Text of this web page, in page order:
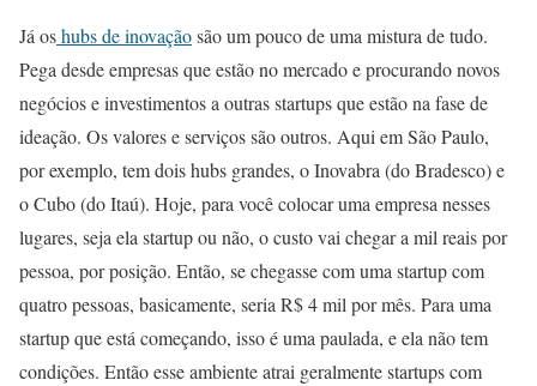
Já oshubs de inovaçãosão um pouco de uma mistura de tudo.
Pega desde empresas que estão no mercado e procurando novos
negócios e investimentos a outras startups que estão na fase de
ideação. Os valores e serviços são outros. Aqui em São Paulo,
por exemplo, tem dois hubs grandes, o Inovabra (do Bradesco) e
o Cubo (do Itaú). Hoje, para você colocar uma empresa nesses
lugares, seja ela startup ou não, o custo vai chegar a mil reais por
pessoa, por posição. Então, se chegasse com uma startup com
quatro pessoas, basicamente, seria R$ 4 mil por mês. Para uma
startup que está começando, isso é uma paulada, e ela não tem
condições. Então esse ambiente atrai geralmente startups com